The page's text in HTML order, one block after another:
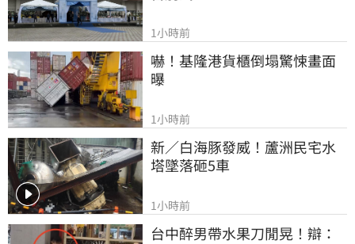
1小時前
嚇！基隆港貨櫃倒塌驚悚畫面
曝
1小時前
新／白海豚發威！蘆洲民宅水
塔墜落砸5車
1小時前
台中醉男帶水果刀閒晃！辯：